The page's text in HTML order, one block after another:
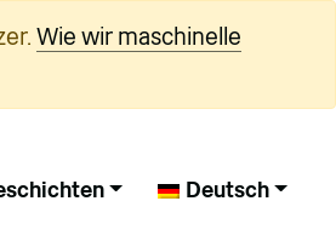
Wie wir maschinelle
Deutsch